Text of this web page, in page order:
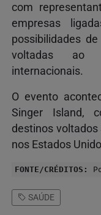
com
empresas
possibilidades
voltadas ao
internacionais.
O evento
Singer Island,
destinos
nos Estados
FONTE/CRÉDITOS:
SAÚDE